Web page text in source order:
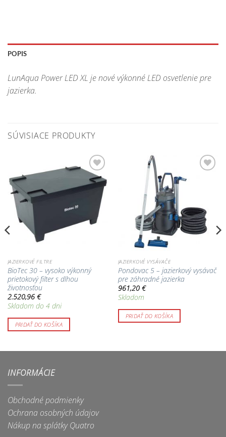
POPIS
LunAqua Power LED XL je nové výkonné LED osvetlenie pre
jazierka.
SÚVISIACE PRODUKTY
Pridať do
zoznamu
obľúbených!
JAZIERKOVÉ FILTRE
BioTec 30 – vysoko výkonný
prietokový filter s dlhou
životnosťou
2.520,96 €
Skladom do 4 dni
PRIDAŤ DO KOŠÍKA
Pridať do
JAZIERKOVÉ VYSÁVAČE
Pondovac 5 – jazierkový vysávač
pre záhradné jazierka
961,20 €
Skladom
PRIDAŤ DO KOŠÍKA
INFORMÁCIE
Obchodné podmienky
Ochrana osobných údajov
Nákup na splátky Quatro